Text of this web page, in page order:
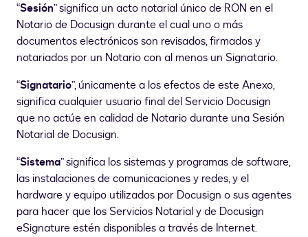
“Sesión” significa un acto notarial único de RON en el
Notario de Docusign durante el cual uno o más
documentos electrónicos son revisados, firmados y
notariados por un Notario con al menos un Signatario.
“Signatario”, únicamente a los efectos de este Anexo,
significa cualquier usuario final del Servicio Docusign
que no actúe en calidad de Notario durante una Sesión
Notarial de Docusign.
“Sistema” significa los sistemas y programas de software,
las instalaciones de comunicaciones y redes, y el
hardware y equipo utilizados por Docusign o sus agentes
para hacer que los Servicios Notarial y de Docusign
eSignature estén disponibles a través de Internet.